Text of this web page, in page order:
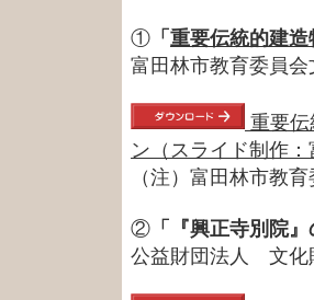
① 「 重要伝統的建
富田林市教育委員
重要
ン（スライド制作
（注）富田林市教
② 「『興正寺別院
公益財団法人 文化